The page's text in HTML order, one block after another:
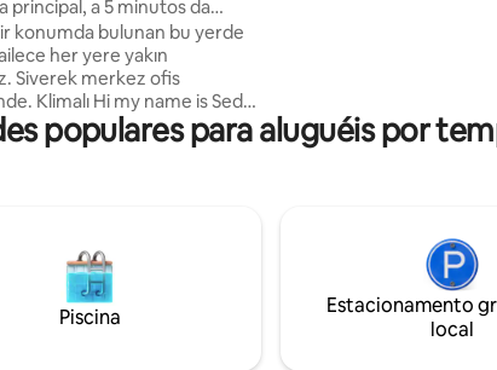
principal, a 5 minutos da
konumda bulunan bu yerde
ailece her yere yakın
Siverek merkez ofis
Hi my name is Sedat
Im primary education
Sanliurfa. I had been
far from Diyarbakir 45
Sanliurfa 1 hour far
mountain
populares para aluguéis por
Piscina
Estacionamento
local